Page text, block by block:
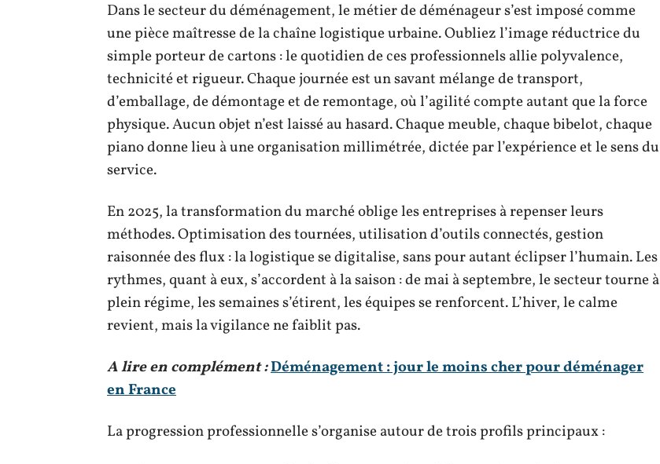
Dans le secteur du déménagement, le métier de déménageur s’est imposé comme
une pièce maîtresse de la chaîne logistique urbaine. Oubliez l’image réductrice du
simple porteur de cartons : le quotidien de ces professionnels allie polyvalence,
technicité et rigueur. Chaque journée est un savant mélange de transport,
d’emballage, de démontage et de remontage, où l’agilité compte autant que la force
physique. Aucun objet n’est laissé au hasard. Chaque meuble, chaque bibelot, chaque
piano donne lieu à une organisation millimétrée, dictée par l’expérience et le sens du
service.
En 2025, la transformation du marché oblige les entreprises à repenser leurs
méthodes. Optimisation des tournées, utilisation d’outils connectés, gestion
raisonnée des flux : la logistique se digitalise, sans pour autant éclipser l’humain. Les
rythmes, quant à eux, s’accordent à la saison : de mai à septembre, le secteur tourne à
plein régime, les semaines s’étirent, les équipes se renforcent. L’hiver, le calme
revient, mais la vigilance ne faiblit pas.
A lire en complément :Déménagement : jour le moins cher pour déménager
en France
La progression professionnelle s’organise autour de trois profils principaux :